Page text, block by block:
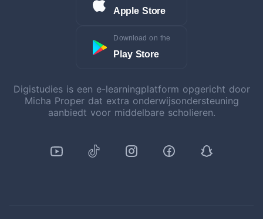
Apple Store
Download on the
Play Store
Digistudies is een e-learningplatform opgericht door
Micha Proper dat extra onderwijsondersteuning
aanbiedt voor middelbare scholieren.